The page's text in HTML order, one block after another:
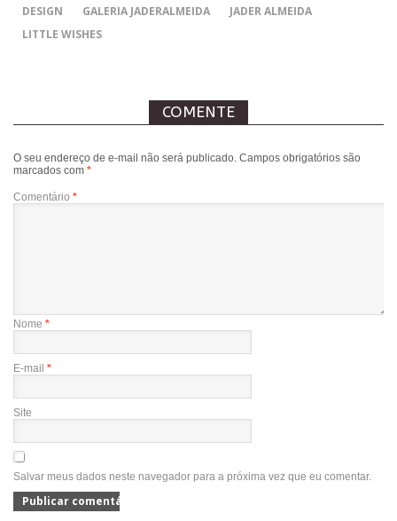
DESIGN
GALERIA JADERALMEIDA
JADER ALMEIDA
LITTLE WISHES
COMENTE
O seu endereço de e-mail não será publicado. Campos obrigatórios são
marcados com *
Comentário *
Nome *
E-mail *
Site
Salvar meus dados neste navegador para a próxima vez que eu comentar.